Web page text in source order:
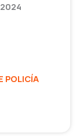
POLICÍA